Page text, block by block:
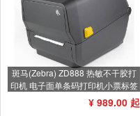
斑马(Zebra) ZD888 热敏不干胶打
印机 电子面单条码打印机小票标签
打印机不干胶标签机¥ 989.00 起